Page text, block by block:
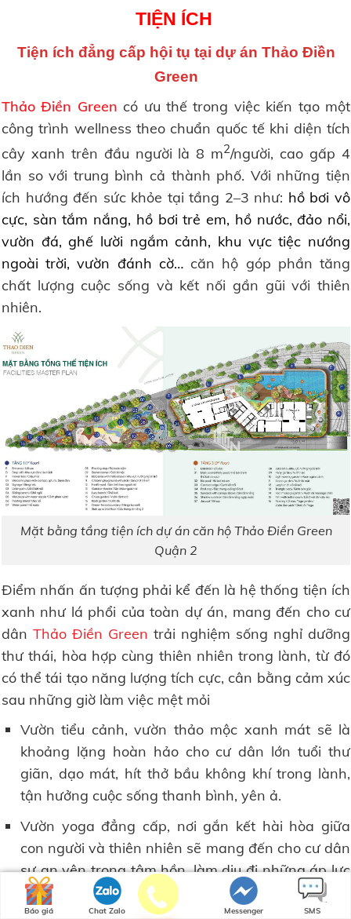
TIỆN ÍCH
Tiện ích đẳng cấp hội tụ tại dự án Thảo Điền
Green
Thảo Điền Green có ưu thế trong việc kiến tạo một
công trình wellness theo chuẩn quốc tế khi diện tích
cây xanh trên đầu người là 8 m2/người, cao gấp 4
lần so với trung bình cả thành phố. Với những tiện
ích hướng đến sức khỏe tại tầng 2–3 như: hồ bơi vô
cực, sàn tắm nắng, hồ bơi trẻ em, hồ nước, đảo nổi,
vườn đá, ghế lười ngắm cảnh, khu vực tiệc nướng
ngoài trời, vườn đánh cờ…căn hộ góp phần tăng
chất lượng cuộc sống và kết nối gần gũi với thiên
nhiên.
Mặt bằng tầng tiện ích dự án căn hộ Thảo Điền Green
Quận 2
Điểm nhấn ấn tượng phải kể đến là hệ thống tiện ích
xanh như lá phổi của toàn dự án, mang đến cho cư
dân Thảo Điền Green trải nghiệm sống nghỉ dưỡng
thư thái, hòa hợp cùng thiên nhiên trong lành, từ đó
có thể tái tạo năng lượng tích cực, cân bằng cảm xúc
sau những giờ làm việc mệt mỏi
Vườn tiểu cảnh, vườn thảo mộc xanh mát sẽ là
khoảng lặng hoàn hảo cho cư dân lớn tuổi thư
giãn, dạo mát, hít thở bầu không khí trong lành,
tận hưởng cuộc sống thanh bình, yên ả.
Vườn yoga đẳng cấp, nơi gắn kết hài hòa giữa
con người và thiên nhiên sẽ mang đến cho cư dân
sự an yên trong tâm hồn, làm dịu đi những áp lực
sau ngày dài mệt mỏi.
Báo giá Chat Zalo Messenger SMS